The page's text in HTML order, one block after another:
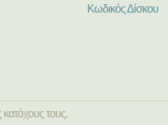
Κωδικός Δίσκου
τους.